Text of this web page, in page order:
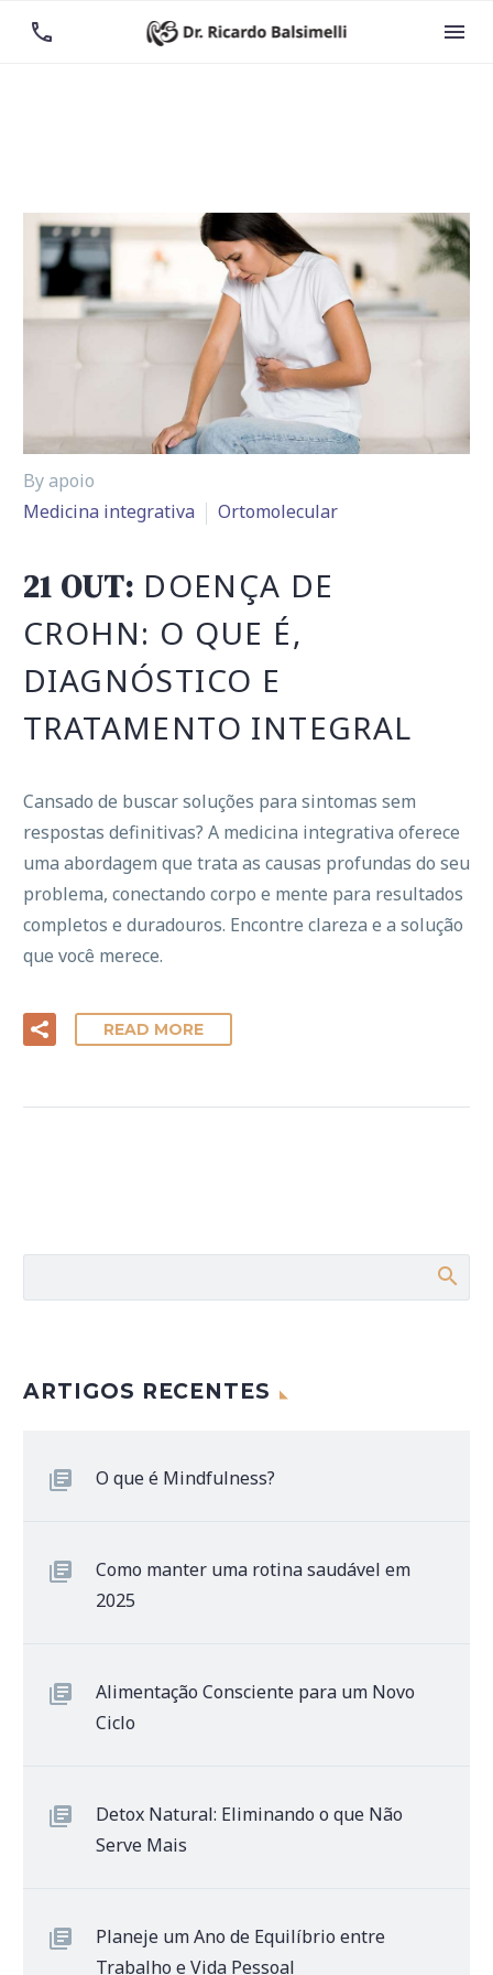


By apoio
Medicina integrativa
Ortomolecular
21 OUT: DOENÇA DE
CROHN: O QUE É,
DIAGNÓSTICO E
TRATAMENTO INTEGRAL
Cansado de buscar soluções para sintomas sem
respostas definitivas? A medicina integrativa oferece
uma abordagem que trata as causas profundas do seu
problema, conectando corpo e mente para resultados
completos e duradouros. Encontre clareza e a solução
que você merece.
READ MORE
ARTIGOS RECENTES
O que é Mindfulness?
Como manter uma rotina saudável em
2025
Alimentação Consciente para um Novo
Ciclo
Detox Natural: Eliminando o que Não
Serve Mais
Planeje um Ano de Equilíbrio entre
Trabalho e Vida Pessoal